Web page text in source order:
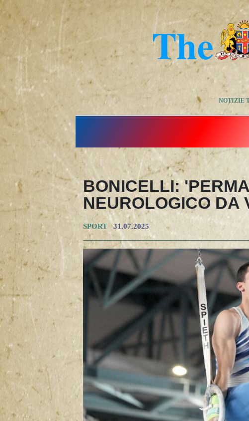
NOTIZIE
BONICELLI:
NEUROLOGICO DA
SPORT 31.07.2025